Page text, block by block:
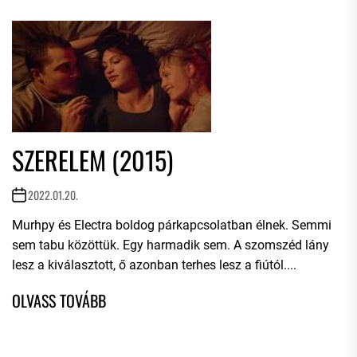
SZERELEM (2015)
2022.01.20.
Murhpy és Electra boldog párkapcsolatban élnek. Semmi
sem tabu közöttük. Egy harmadik sem. A szomszéd lány
lesz a kiválasztott, ő azonban terhes lesz a fiútól....